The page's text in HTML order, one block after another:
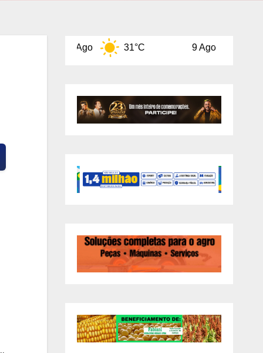
31°C 32°C